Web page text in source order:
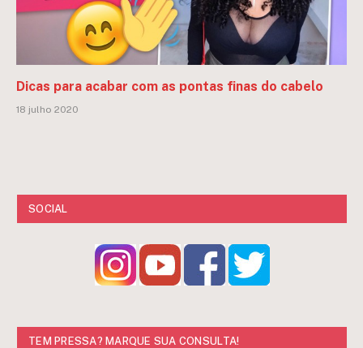
Dicas para acabar com as pontas finas do cabelo
18 julho 2020
SOCIAL
TEM PRESSA? MARQUE SUA CONSULTA!